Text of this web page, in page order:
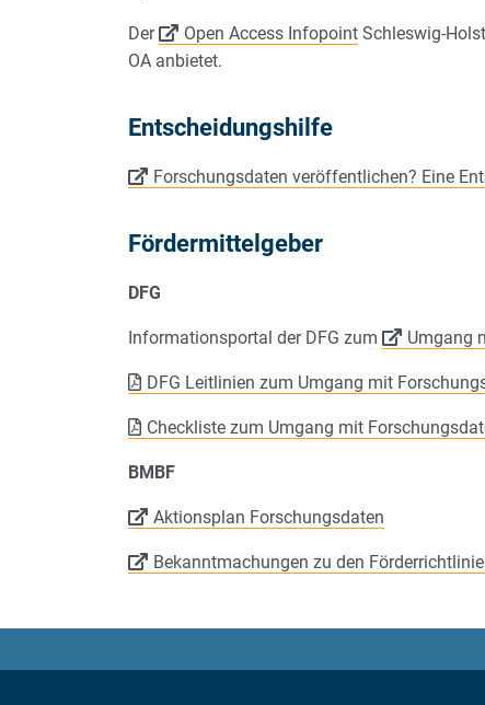
Der Open Access InfopointSchleswig-
OA anbietet.
Entscheidungshilfe
Forschungsdaten veröffentlichen? Eine
Fördermittelgeber
DFG
Informationsportal der DFG zum Umgang
DFG Leitlinien zum Umgang mit
Checkliste zum Umgang mit
BMBF
Aktionsplan Forschungsdaten
Bekanntmachungen zu den